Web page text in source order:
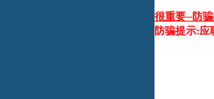
很重要--防骗
防骗提示:应